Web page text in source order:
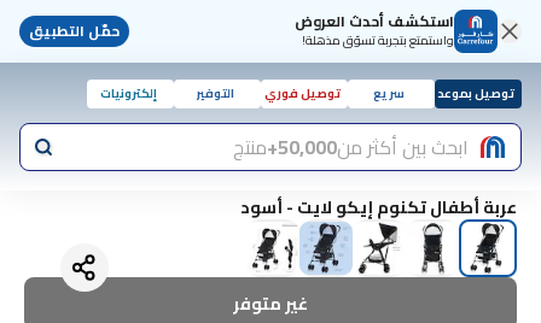
استكشف أحدث العروض
واستمتع بتجربة تسوّق مذهلة! حمّل التطبيق
توصيل بموعد سريع توصيل فوري التوفير إلكترونيات
ابحث بين أكثر من50,000+ منتج
عربة أطفال تكنوم إيكو لايت - أسود
غير متوفر